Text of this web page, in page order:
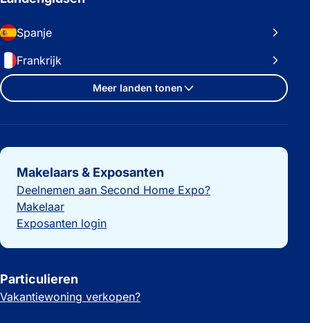
Spanje
Frankrijk
Meer landen tonen
Belangrijke links
Makelaars & Exposanten
Deelnemen aan Second Home Expo?
Makelaar
Exposanten login
Particulieren
Vakantiewoning verkopen?